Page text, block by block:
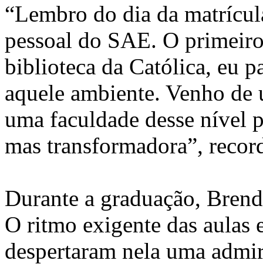
“Lembro do dia da
pessoal do SAE. O
biblioteca da Católica, eu
aquele ambiente. Venho
uma faculdade desse
mas transformadora”,
Durante a graduação,
O ritmo exigente das aulas
despertaram nela uma